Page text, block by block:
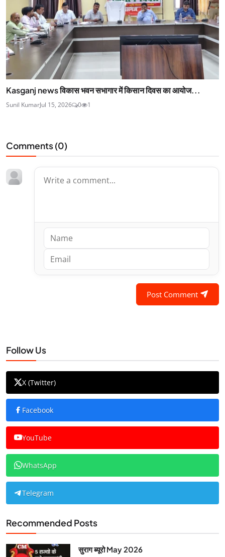
Kasganj news विकास भवन सभागार में किसान दिवस का आयोज...
Sunil KumarJul 15, 2026 0 1
Comments (0)
Post Comment
Follow Us
X (Twitter)
Facebook
YouTube
WhatsApp
Telegram
Recommended Posts
सुराग ब्यूरो May 2026